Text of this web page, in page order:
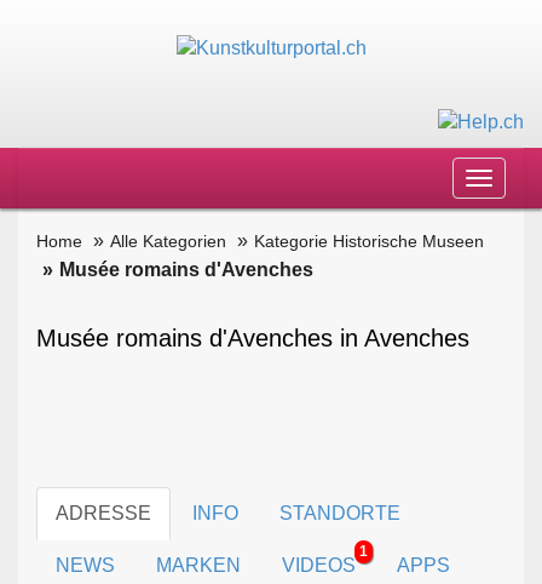
Toggle
Home Alle Kategorien Kategorie Historische Museen
Musée romains d'Avenches
Musée romains d'Avenches in Avenches
ADRESSE INFO STANDORTE
NEWS MARKEN VIDEOS
1
APPS